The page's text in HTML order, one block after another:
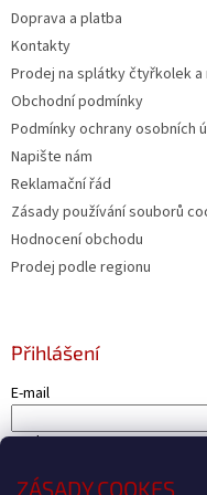
ZÁSADY COOKES
Doprava a platba
Kontakty
Prodej na splátky čtyřkolek a
Obchodní podmínky
Podmínky ochrany osobních
Napište nám
Reklamační řád
Zásady používání souborů
Hodnocení obchodu
Prodej podle regionu
Přihlášení
E-mail
Heslo